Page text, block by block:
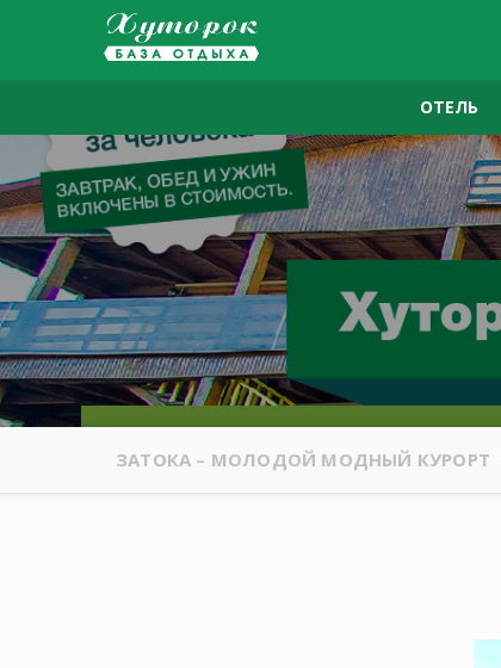
ОТЕЛЬ
ЗАТОКА – МОЛОДОЙ МОДНЫЙ КУРОРТ